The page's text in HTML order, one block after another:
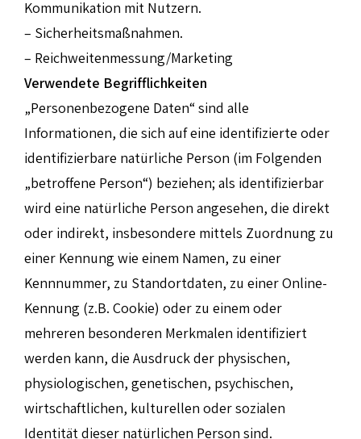
Kommunikation mit Nutzern.
– Sicherheitsmaßnahmen.
– Reichweitenmessung/Marketing
Verwendete Begrifflichkeiten
„Personenbezogene Daten“ sind alle
Informationen, die sich auf eine identifizierte oder
identifizierbare natürliche Person (im Folgenden
„betroffene Person“) beziehen; als identifizierbar
wird eine natürliche Person angesehen, die direkt
oder indirekt, insbesondere mittels Zuordnung zu
einer Kennung wie einem Namen, zu einer
Kennnummer, zu Standortdaten, zu einer Online-
Kennung (z.B. Cookie) oder zu einem oder
mehreren besonderen Merkmalen identifiziert
werden kann, die Ausdruck der physischen,
physiologischen, genetischen, psychischen,
wirtschaftlichen, kulturellen oder sozialen
Identität dieser natürlichen Person sind.